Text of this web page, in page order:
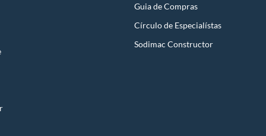
Guia de Compras
Círculo de Especialístas
Sodimac Constructor